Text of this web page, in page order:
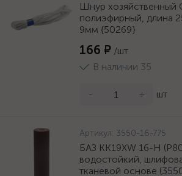
Шнур
полиэфирный, длина
9мм {50269}
166 ₽ /шт
В наличии 35
- + шт
Артикул: 3550-16-775
БАЗ KK19XW 16-H
водостойкий,
тканевой основе